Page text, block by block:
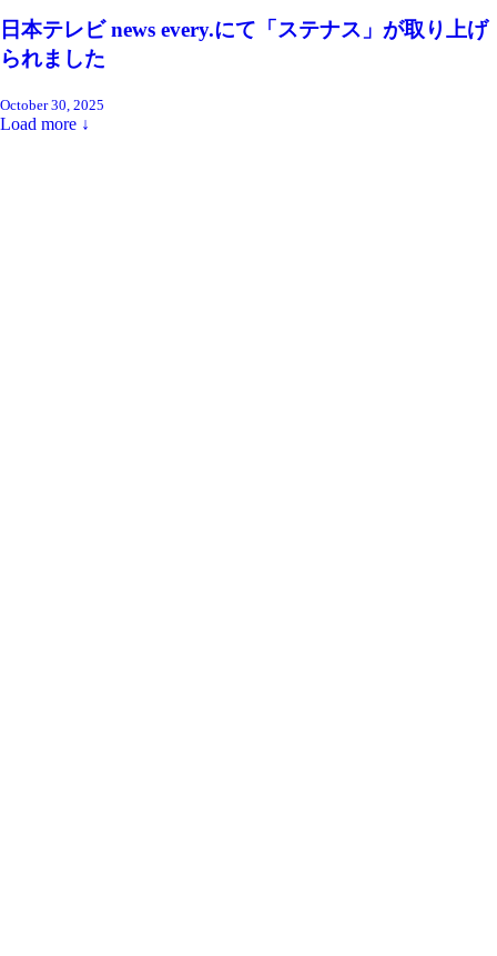
日本テレビ news every.にて「ステナス」が取り上げ
られました
October 30, 2025
Load more ↓